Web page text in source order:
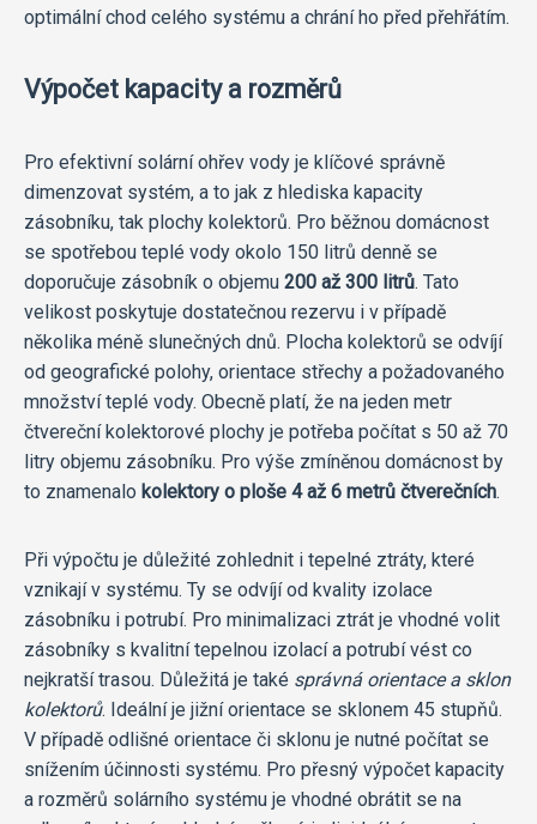
optimální chod celého systému a chrání ho před přehřátím.
Výpočet kapacity a rozměrů
Pro efektivní solární ohřev vody je klíčové správně
dimenzovat systém, a to jak z hlediska kapacity
zásobníku, tak plochy kolektorů. Pro běžnou domácnost
se spotřebou teplé vody okolo 150 litrů denně se
doporučuje zásobník o objemu 200 až 300 litrů. Tato
velikost poskytuje dostatečnou rezervu i v případě
několika méně slunečných dnů. Plocha kolektorů se odvíjí
od geografické polohy, orientace střechy a požadovaného
množství teplé vody. Obecně platí, že na jeden metr
čtvereční kolektorové plochy je potřeba počítat s 50 až 70
litry objemu zásobníku. Pro výše zmíněnou domácnost by
to znamenalo kolektory o ploše 4 až 6 metrů čtverečních.
Při výpočtu je důležité zohlednit i tepelné ztráty, které
vznikají v systému. Ty se odvíjí od kvality izolace
zásobníku i potrubí. Pro minimalizaci ztrát je vhodné volit
zásobníky s kvalitní tepelnou izolací a potrubí vést co
nejkratší trasou. Důležitá je také správná orientace a sklon
kolektorů. Ideální je jižní orientace se sklonem 45 stupňů.
V případě odlišné orientace či sklonu je nutné počítat se
snížením účinnosti systému. Pro přesný výpočet kapacity
a rozměrů solárního systému je vhodné obrátit se na